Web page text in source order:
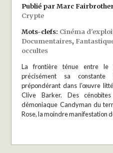
Publié par Marc
Crypte
Mots-clefs: Cinéma
Documentaires,
occultes
La frontière ténue entre le
précisément sa
prépondérant dans l’œuvre
Clive Barker. Des
démoniaque Candyman du
Rose, la moindre manifestation